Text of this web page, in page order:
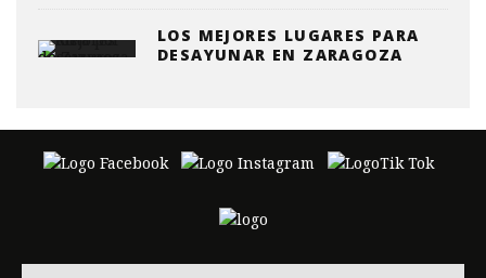
LOS MEJORES LUGARES PARA
DESAYUNAR EN ZARAGOZA